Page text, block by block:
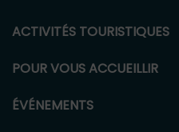
ACTIVITÉS TOURISTIQUES
POUR VOUS ACCUEILLIR
ÉVÉNEMENTS